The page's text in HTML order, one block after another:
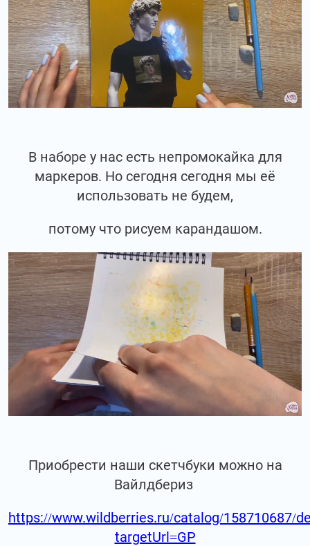
В наборе у нас есть непромокайка для
маркеров. Но сегодня сегодня мы её
использовать не будем,
потому что рисуем карандашом.
Приобрести наши скетчбуки можно на
Вайлдбериз
https://www.wildberries.ru/catalog/158710687/
targetUrl=GP